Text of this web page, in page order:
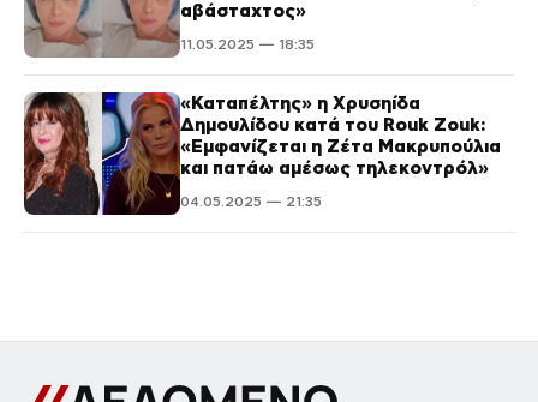
αβάσταχτος»
11.05.2025 — 18:35
«Καταπέλτης» η Χρυσηίδα
Δημουλίδου κατά του Rouk Zouk:
«Εμφανίζεται η Ζέτα Μακρυπούλια
και πατάω αμέσως τηλεκοντρόλ»
04.05.2025 — 21:35